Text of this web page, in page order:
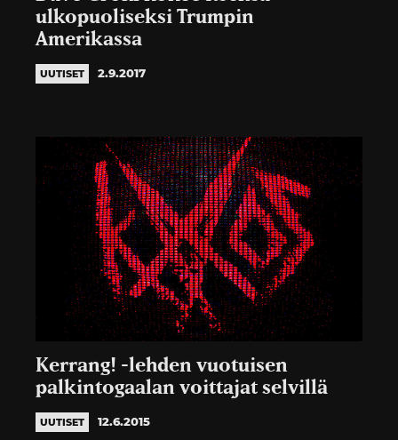
ulkopuoliseksi Trumpin
Amerikassa
UUTISET 2.9.2017
Kerrang! -lehden vuotuisen
palkintogaalan voittajat selvillä
UUTISET 12.6.2015